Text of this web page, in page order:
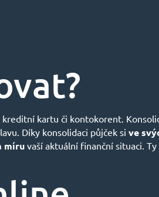
kartu či kontokorent.
Díky konsolidaci půjček si ve
míru vaší aktuální finanční situaci.